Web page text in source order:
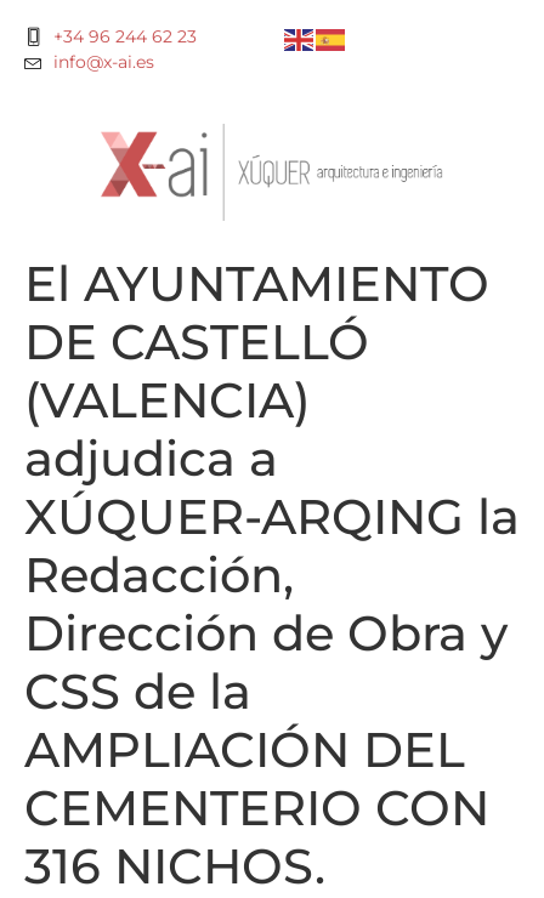
+34 96 244 62 23
info@x-ai.es
El AYUNTAMIENTO
DE CASTELLÓ
(VALENCIA)
adjudica a
XÚQUER-ARQING la
Redacción,
Dirección de Obra y
CSS de la
AMPLIACIÓN DEL
CEMENTERIO CON
316 NICHOS.